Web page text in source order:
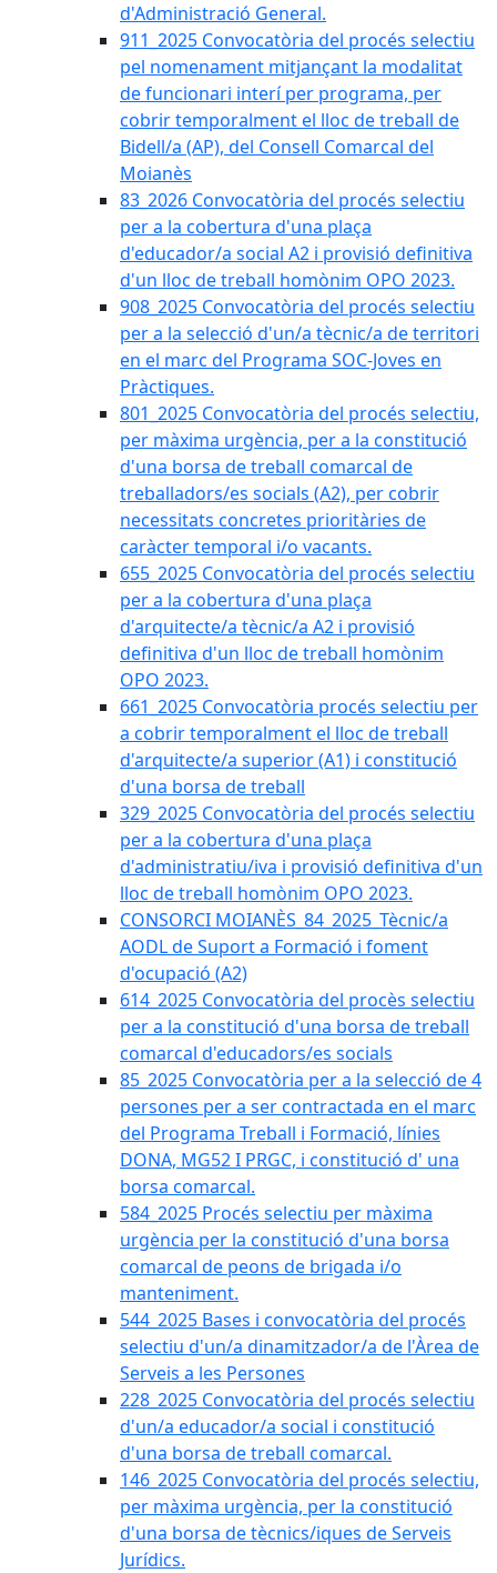
d'Administració General.
911_2025 Convocatòria del procés selectiu
pel nomenament mitjançant la modalitat
de funcionari interí per programa, per
cobrir temporalment el lloc de treball de
Bidell/a (AP), del Consell Comarcal del
Moianès
83_2026 Convocatòria del procés selectiu
per a la cobertura d'una plaça
d'educador/a social A2 i provisió definitiva
d'un lloc de treball homònim OPO 2023.
908_2025 Convocatòria del procés selectiu
per a la selecció d'un/a tècnic/a de territori
en el marc del Programa SOC-Joves en
Pràctiques.
801_2025 Convocatòria del procés selectiu,
per màxima urgència, per a la constitució
d'una borsa de treball comarcal de
treballadors/es socials (A2), per cobrir
necessitats concretes prioritàries de
caràcter temporal i/o vacants.
655_2025 Convocatòria del procés selectiu
per a la cobertura d'una plaça
d'arquitecte/a tècnic/a A2 i provisió
definitiva d'un lloc de treball homònim
OPO 2023.
661_2025 Convocatòria procés selectiu per
a cobrir temporalment el lloc de treball
d'arquitecte/a superior (A1) i constitució
d'una borsa de treball
329_2025 Convocatòria del procés selectiu
per a la cobertura d'una plaça
d'administratiu/iva i provisió definitiva d'un
lloc de treball homònim OPO 2023.
CONSORCI MOIANÈS_84_2025_Tècnic/a
AODL de Suport a Formació i foment
d'ocupació (A2)
614_2025 Convocatòria del procès selectiu
per a la constitució d'una borsa de treball
comarcal d'educadors/es socials
85_2025 Convocatòria per a la selecció de 4
persones per a ser contractada en el marc
del Programa Treball i Formació, línies
DONA, MG52 I PRGC, i constitució d' una
borsa comarcal.
584_2025 Procés selectiu per màxima
urgència per la constitució d'una borsa
comarcal de peons de brigada i/o
manteniment.
544_2025 Bases i convocatòria del procés
selectiu d'un/a dinamitzador/a de l'Àrea de
Serveis a les Persones
228_2025 Convocatòria del procés selectiu
d'un/a educador/a social i constitució
d'una borsa de treball comarcal.
146_2025 Convocatòria del procés selectiu,
per màxima urgència, per la constitució
d'una borsa de tècnics/iques de Serveis
Jurídics.